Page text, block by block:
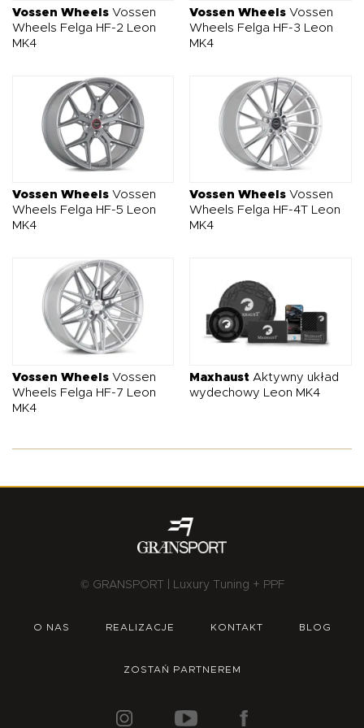
Vossen Wheels Vossen
Wheels Felga HF-2 Leon
MK4
Vossen Wheels Vossen
Wheels Felga HF-3 Leon
MK4
Vossen Wheels Vossen
Wheels Felga HF-5 Leon
MK4
Vossen Wheels Vossen
Wheels Felga HF-4T Leon
MK4
Vossen Wheels Vossen
Wheels Felga HF-7 Leon
MK4
Maxhaust Aktywny układ
wydechowy Leon MK4
© GRANSPORT | Luxury Tuning + PPF
O NAS REALIZACJE KONTAKT BLOG
ZOSTAŃ PARTNEREM